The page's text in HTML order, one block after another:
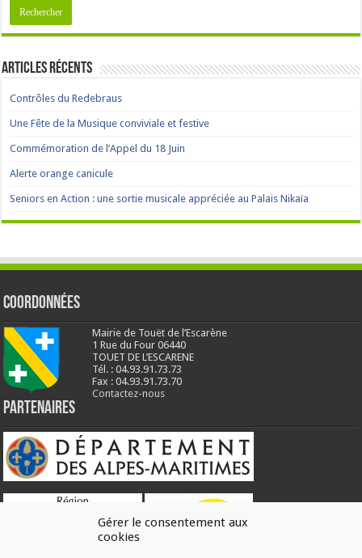
Gérer le consentement aux
cookies
Articles récents
Contrôles du Redebraus
Une Fête de la Musique conviviale et festive
Commémoration de l’Appel du 18 Juin
Alerte orange canicule
Seniors en Action : une sortie musicale appréciée au Palais Nikaïa
Coordonnées
Mairie de Touët de l’Escarène
1 Rue du Four 06440
TOUET DE L’ESCARENE
Tél. : 04.93.91.73.73
Fax : 04.93.91.73.70
Contactez-nous
Partenaires